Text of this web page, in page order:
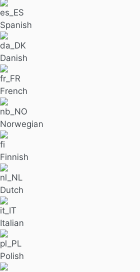
Spanish
Danish
French
Norwegian
Finnish
Dutch
Italian
Polish